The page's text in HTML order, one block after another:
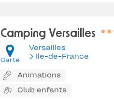
Camping Versailles
Carte
Versailles
Ile-de-France
Animations
Club enfants